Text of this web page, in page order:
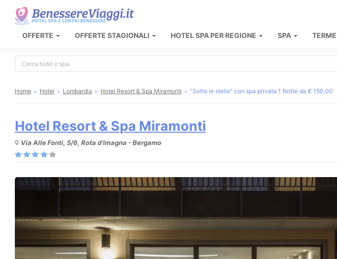
OFFERTE OFFERTE STAGIONALI HOTEL SPA PER REGIONE SPA TERME
Home Hotel Lombardia Hotel Resort & Spa Miramonti "Sotto le stelle" con spa privata 1 Notte da € 150,00
Hotel Resort & Spa Miramonti
Via Alle Fonti, 5/6, Rota d'Imagna - Bergamo